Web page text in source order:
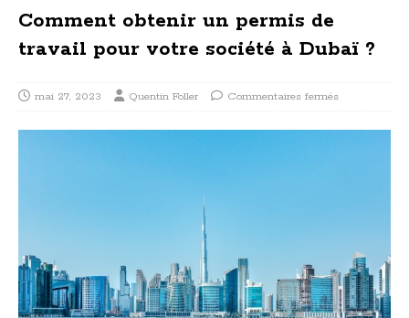
Comment obtenir un permis de
travail pour votre société à Dubaï ?
mai 27, 2023 Quentin Foller Commentaires fermés